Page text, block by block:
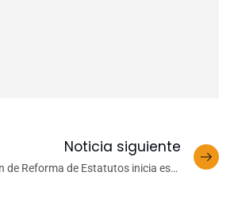
Noticia siguiente
de Reforma de Estatutos inicia esta